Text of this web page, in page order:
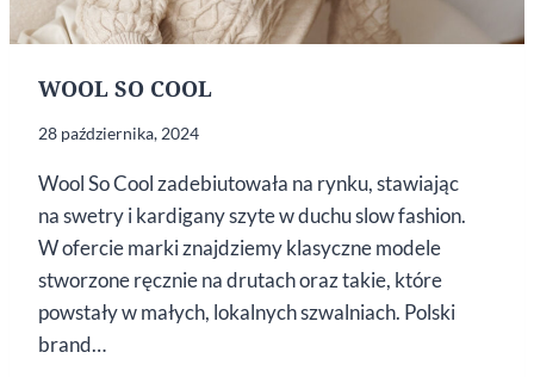
WOOL SO COOL
28 października, 2024
Wool So Cool zadebiutowała na rynku, stawiając
na swetry i kardigany szyte w duchu slow fashion.
W ofercie marki znajdziemy klasyczne modele
stworzone ręcznie na drutach oraz takie, które
powstały w małych, lokalnych szwalniach. Polski
brand…